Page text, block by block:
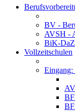
BV -
AVSH -
BiK-DaZ
Vollzeitschulen